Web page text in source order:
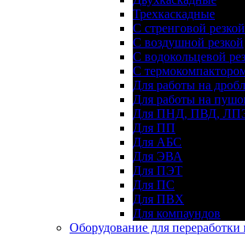
Трехкаскадные
С стренговой резкой
С воздушной резкой
С водокольцевой
С
Для работы на
Для работы на
Для ПНД, ПВД,
Для ПП
Для АБС
Для ЭВА
Для ПЭТ
Для ПС
Для ПВХ
Для компаундов
Оборудование для переработки